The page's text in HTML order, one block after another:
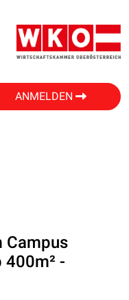
ANMELDEN
Campus
400m² -